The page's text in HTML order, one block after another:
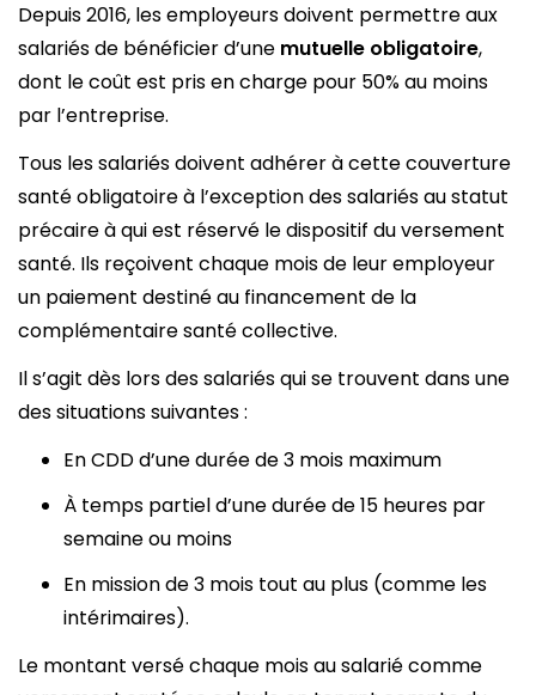
Depuis 2016, les employeurs doivent permettre aux
salariés de bénéficier d’une mutuelle obligatoire,
dont le coût est pris en charge pour 50% au moins
par l’entreprise.
Tous les salariés doivent adhérer à cette couverture
santé obligatoire à l’exception des salariés au statut
précaire à qui est réservé le dispositif du versement
santé. Ils reçoivent chaque mois de leur employeur
un paiement destiné au financement de la
complémentaire santé collective.
Il s’agit dès lors des salariés qui se trouvent dans une
des situations suivantes :
En CDD d’une durée de 3 mois maximum
À temps partiel d’une durée de 15 heures par
semaine ou moins
En mission de 3 mois tout au plus (comme les
intérimaires).
Le montant versé chaque mois au salarié comme